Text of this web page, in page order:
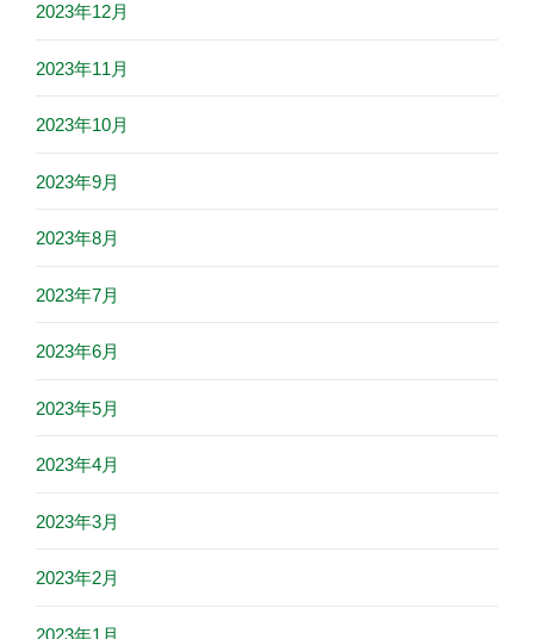
2023年12月
2023年11月
2023年10月
2023年9月
2023年8月
2023年7月
2023年6月
2023年5月
2023年4月
2023年3月
2023年2月
2023年1月